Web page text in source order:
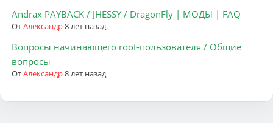
Andrax PAYBACK / JHESSY / DragonFly | МОДЫ | FAQ
ОтАлександр8 лет назад
Вопросы начинающего root-пользователя / Общие
вопросы
ОтАлександр8 лет назад